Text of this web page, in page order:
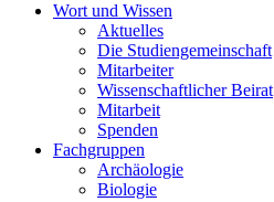
Wort und Wissen
Aktuelles
Die Studiengemeinschaft
Mitarbeiter
Wissenschaftlicher Beirat
Mitarbeit
Spenden
Fachgruppen
Archäologie
Biologie